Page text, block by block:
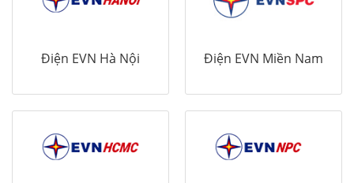
Điện EVN Hà Nội Điện EVN Miền Nam